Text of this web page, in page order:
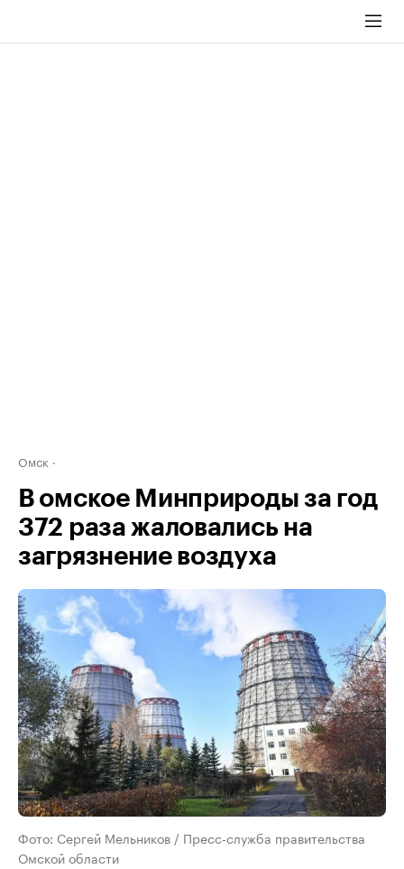
Омск
В омское Минприроды за год
372 раза жаловались на
загрязнение воздуха
Фото: Сергей Мельников / Пресс-служба правительства
Омской области